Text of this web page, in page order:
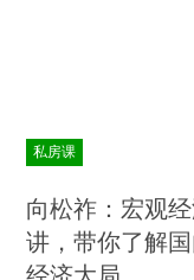
私房课
向松祚：宏观
讲，带你了解